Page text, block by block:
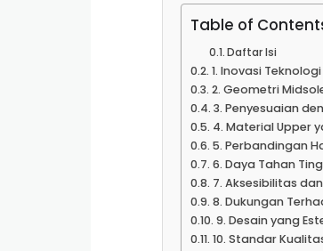
Table of
Daftar Isi
1. Inovasi
2. Geometri
3. Penyesuaian
4. Material Upper
5. Perbandingan
6. Daya Tahan
7. Aksesibilitas
8. Dukungan
9. Desain yang
10. Standar